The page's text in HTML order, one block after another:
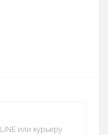
или курьеру